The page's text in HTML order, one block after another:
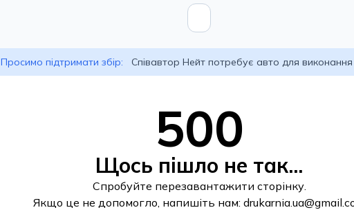
Просимо підтримати збір: Співавтор Нейт потребує авто для
500
Щось пішло не так...
Спробуйте перезавантажити сторінку.
Якщо це не допомогло, напишіть нам: